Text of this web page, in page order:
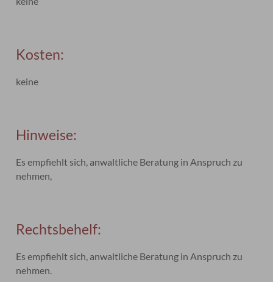
Kosten:
keine
Hinweise:
Es empfiehlt sich, anwaltliche Beratung in Anspruch zu
nehmen,
Rechtsbehelf:
Es empfiehlt sich, anwaltliche Beratung in Anspruch zu
nehmen.